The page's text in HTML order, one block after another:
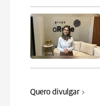
Quero divulgar